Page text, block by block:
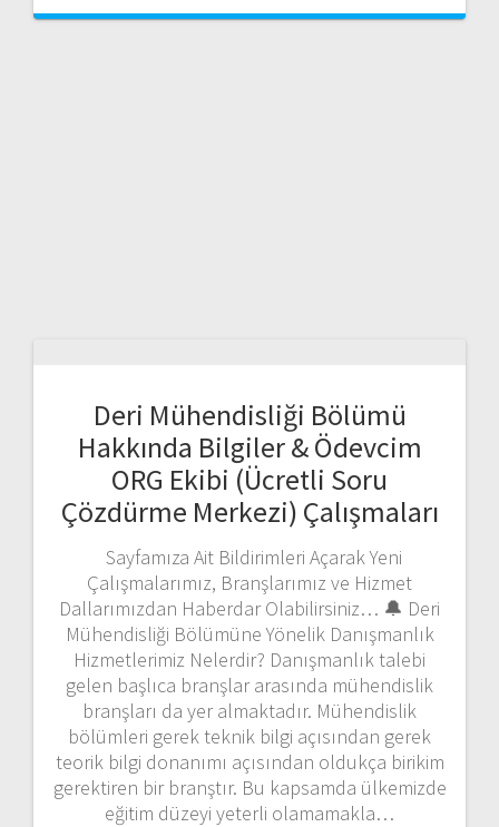
Deri Mühendisliği Bölümü
Hakkında Bilgiler & Ödevcim
ORG Ekibi (Ücretli Soru
Çözdürme Merkezi) Çalışmaları
Sayfamıza Ait Bildirimleri Açarak Yeni
Çalışmalarımız, Branşlarımız ve Hizmet
Dallarımızdan Haberdar Olabilirsiniz… 🔔 Deri
Mühendisliği Bölümüne Yönelik Danışmanlık
Hizmetlerimiz Nelerdir? Danışmanlık talebi
gelen başlıca branşlar arasında mühendislik
branşları da yer almaktadır. Mühendislik
bölümleri gerek teknik bilgi açısından gerek
teorik bilgi donanımı açısından oldukça birikim
gerektiren bir branştır. Bu kapsamda ülkemizde
eğitim düzeyi yeterli olamamakla…